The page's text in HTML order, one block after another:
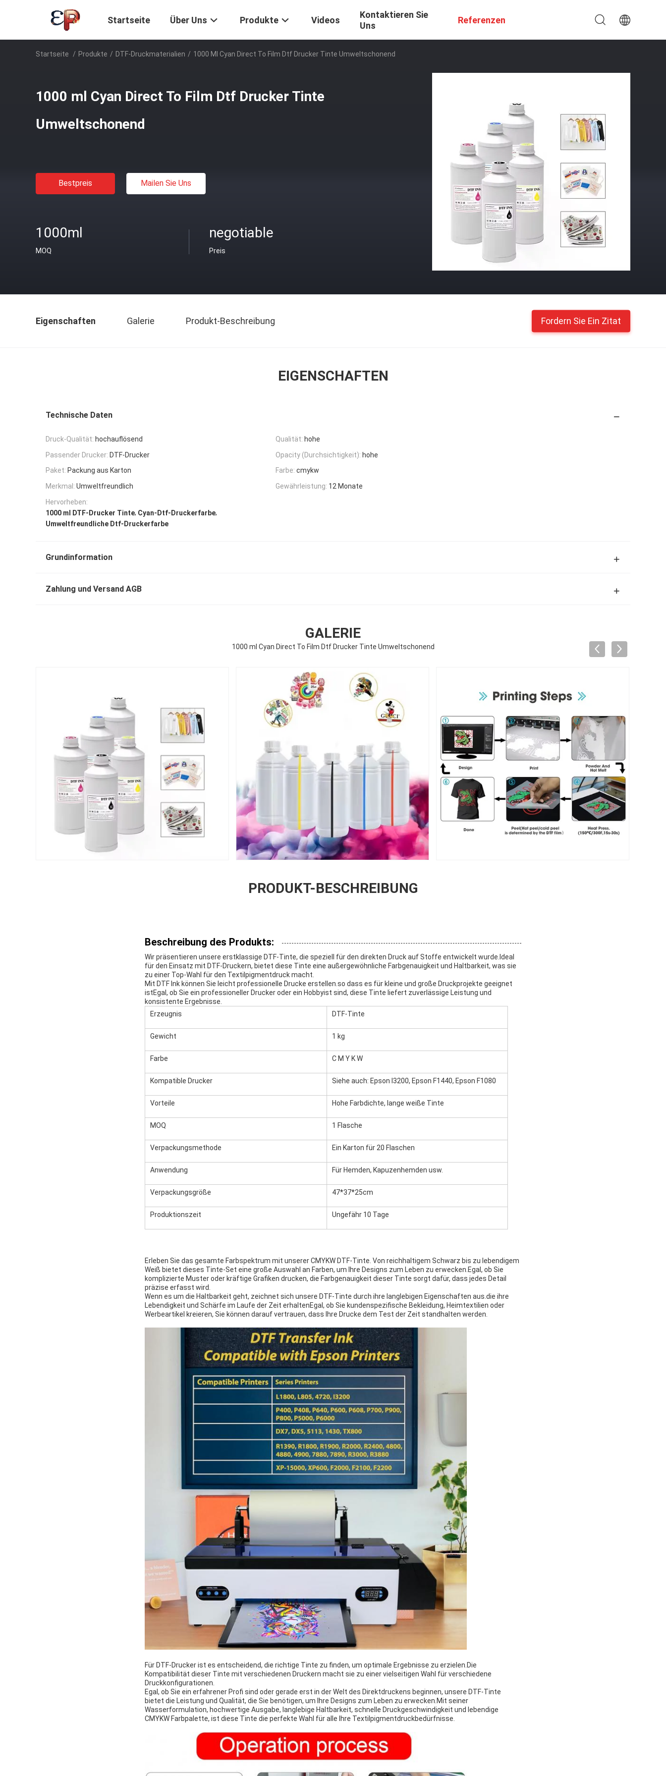
Startseite Über Uns Produkte Videos
Kontaktieren Sie
Uns
Referenzen
Startseite / Produkte / DTF-Druckmaterialien / 1000 Ml Cyan Direct To Film Dtf Drucker Tinte Umweltschonend
1000 ml Cyan Direct To Film Dtf Drucker Tinte
Umweltschonend
Bestpreis Mailen Sie Uns
1000ml
MOQ
negotiable
Preis
Eigenschaften Galerie Produkt-Beschreibung Fordern Sie Ein Zitat
EIGENSCHAFTEN
Technische Daten
Druck-Qualität: hochauflösend Qualität: hohe
Passender Drucker: DTF-Drucker Opacity (Durchsichtigkeit): hohe
Paket: Packung aus Karton Farbe: cmykw
Merkmal: Umweltfreundlich Gewährleistung: 12 Monate
Hervorheben:
1000 ml DTF-Drucker Tinte, Cyan-Dtf-Druckerfarbe,
Umweltfreundliche Dtf-Druckerfarbe
Grundinformation
Zahlung und Versand AGB
GALERIE
1000 ml Cyan Direct To Film Dtf Drucker Tinte Umweltschonend
PRODUKT-BESCHREIBUNG
Beschreibung des Produkts:
Wir präsentieren unsere erstklassige DTF-Tinte, die speziell für den direkten Druck auf Stoffe entwickelt wurde.Ideal
für den Einsatz mit DTF-Druckern, bietet diese Tinte eine außergewöhnliche Farbgenauigkeit und Haltbarkeit, was sie
zu einer Top-Wahl für den Textilpigmentdruck macht.
Mit DTF Ink können Sie leicht professionelle Drucke erstellen.so dass es für kleine und große Druckprojekte geeignet
istEgal, ob Sie ein professioneller Drucker oder ein Hobbyist sind, diese Tinte liefert zuverlässige Leistung und
konsistente Ergebnisse.
Erzeugnis
DTF-Tinte
Gewicht 1 kg
Farbe C M Y K W
Kompatible Drucker Siehe auch: Epson I3200, Epson F1440, Epson F1080
Vorteile Hohe Farbdichte, lange weiße Tinte
MOQ 1 Flasche
Verpackungsmethode Ein Karton für 20 Flaschen
Anwendung Für Hemden, Kapuzenhemden usw.
Verpackungsgröße 47*37*25cm
Produktionszeit Ungefähr 10 Tage
Erleben Sie das gesamte Farbspektrum mit unserer CMYKW DTF-Tinte. Von reichhaltigem Schwarz bis zu lebendigem
Weiß bietet dieses Tinte-Set eine große Auswahl an Farben, um Ihre Designs zum Leben zu erwecken.Egal, ob Sie
komplizierte Muster oder kräftige Grafiken drucken, die Farbgenauigkeit dieser Tinte sorgt dafür, dass jedes Detail
präzise erfasst wird.
Wenn es um die Haltbarkeit geht, zeichnet sich unsere DTF-Tinte durch ihre langlebigen Eigenschaften aus.die ihre
Lebendigkeit und Schärfe im Laufe der Zeit erhaltenEgal, ob Sie kundenspezifische Bekleidung, Heimtextilien oder
Werbeartikel kreieren, Sie können darauf vertrauen, dass Ihre Drucke dem Test der Zeit standhalten werden.
Für DTF-Drucker ist es entscheidend, die richtige Tinte zu finden, um optimale Ergebnisse zu erzielen.Die
Kompatibilität dieser Tinte mit verschiedenen Druckern macht sie zu einer vielseitigen Wahl für verschiedene
Druckkonfigurationen.
Egal, ob Sie ein erfahrener Profi sind oder gerade erst in der Welt des Direktdruckens beginnen, unsere DTF-Tinte
bietet die Leistung und Qualität, die Sie benötigen, um Ihre Designs zum Leben zu erwecken.Mit seiner
Wasserformulation, hochwertige Ausgabe, langlebige Haltbarkeit, schnelle Druckgeschwindigkeit und lebendige
CMYKW Farbpalette, ist diese Tinte die perfekte Wahl für alle Ihre Textilpigmentdruckbedürfnisse.